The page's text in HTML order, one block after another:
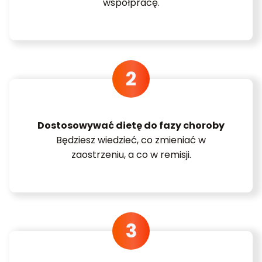
współpracę.
Dostosowywać dietę do fazy choroby
Będziesz wiedzieć, co zmieniać w
zaostrzeniu, a co w remisji.